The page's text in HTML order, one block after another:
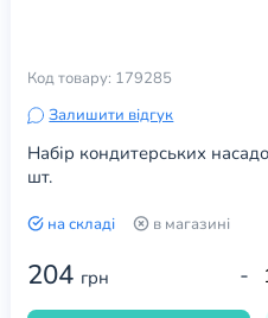
Код товару: 179285
Залишити відгук
Набір кондитерських
шт.
на складі в магазині
204 грн -